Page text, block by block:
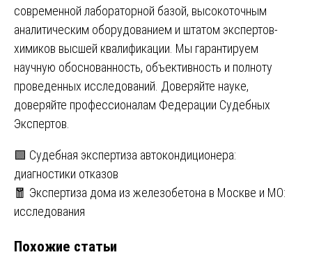
современной лабораторной базой, высокоточным
аналитическим оборудованием и штатом экспертов-
химиков высшей квалификации. Мы гарантируем
научную обоснованность, объективность и полноту
проведенных исследований. Доверяйте науке,
доверяйте профессионалам Федерации Судебных
Экспертов.
Навигация
по
записям
🟩 Судебная экспертиза автокондиционера:
диагностики отказов
🧧 Экспертиза дома из железобетона в Москве и МО:
исследования
Похожие статьи